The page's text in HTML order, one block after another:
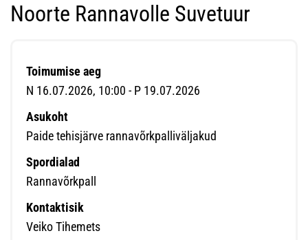
Noorte Rannavolle Suvetuur
Toimumise aeg
N 16.07.2026, 10:00 - P 19.07.2026
Asukoht
Paide tehisjärve rannavõrkpalliväljakud
Spordialad
Rannavõrkpall
Kontaktisik
Veiko Tihemets